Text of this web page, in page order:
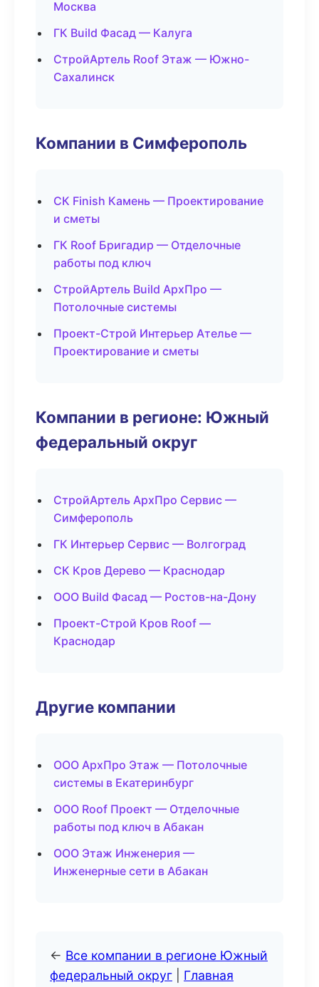
Москва
ГК Build Фасад — Калуга
СтройАртель Roof Этаж — Южно-
Сахалинск
Компании в Симферополь
СК Finish Камень — Проектирование
и сметы
ГК Roof Бригадир — Отделочные
работы под ключ
СтройАртель Build АрхПро —
Потолочные системы
Проект-Строй Интерьер Ателье —
Проектирование и сметы
Компании в регионе: Южный
федеральный округ
СтройАртель АрхПро Сервис —
Симферополь
ГК Интерьер Сервис — Волгоград
СК Кров Дерево — Краснодар
ООО Build Фасад — Ростов-на-Дону
Проект-Строй Кров Roof —
Краснодар
Другие компании
ООО АрхПро Этаж — Потолочные
системы в Екатеринбург
ООО Roof Проект — Отделочные
работы под ключ в Абакан
ООО Этаж Инженерия —
Инженерные сети в Абакан
← Все компании в регионе Южный
федеральный округ
Главная